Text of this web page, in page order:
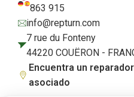
863 915
info@repturn.com
7 rue du Fonteny
44220 COUËRON -
Encuentra un reparador
asociado